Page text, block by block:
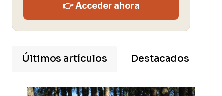
👉 Acceder ahora
Últimos artículos Destacados